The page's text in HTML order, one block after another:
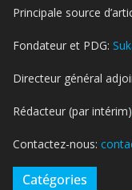
Principale source
Fondateur et PDG:
Directeur général
Rédacteur (par
Contactez-nous:
Catégories